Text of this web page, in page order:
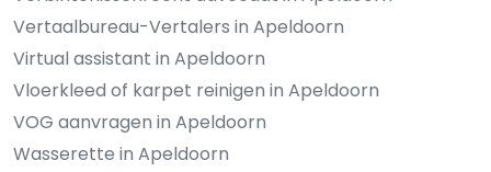
Vertaalbureau-Vertalers in Apeldoorn
Virtual assistant in Apeldoorn
Vloerkleed of karpet reinigen in Apeldoorn
VOG aanvragen in Apeldoorn
Wasserette in Apeldoorn